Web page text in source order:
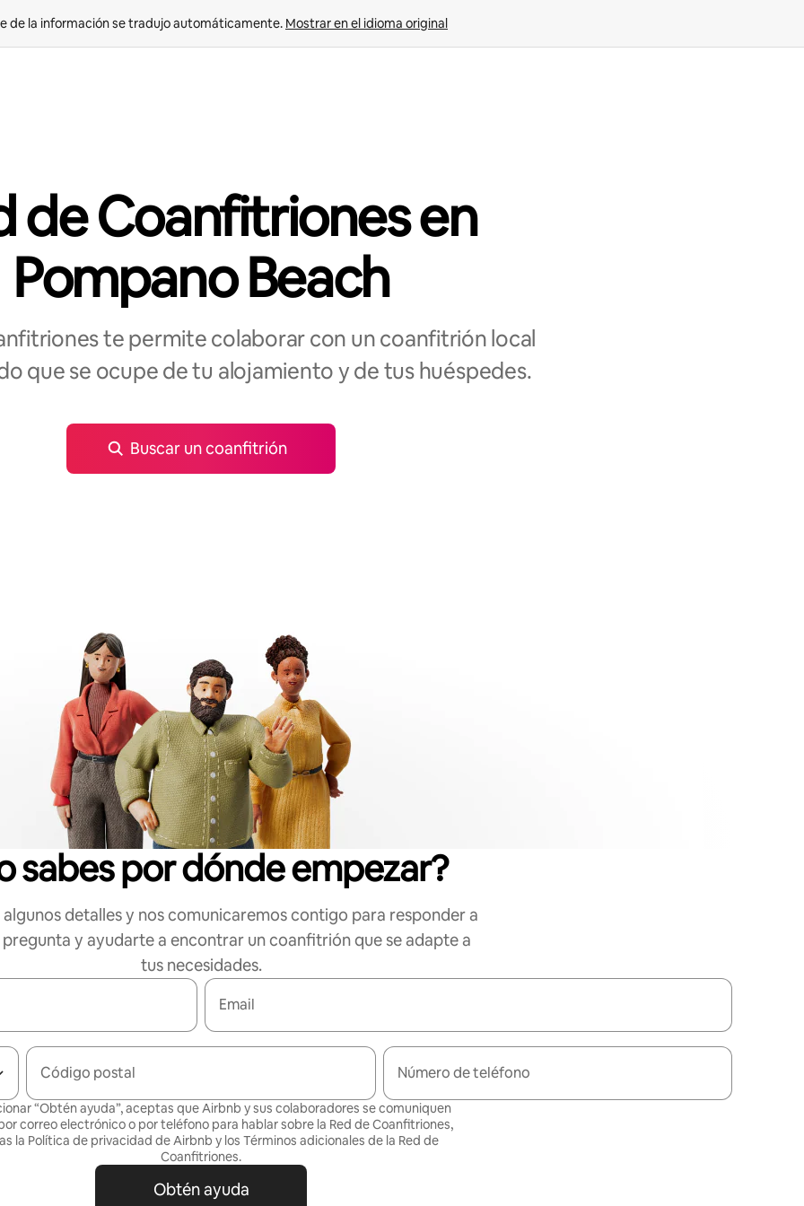
de la información se tradujo automáticamente. Mostrar en el idioma original
de Coanfitriones en
Pompano Beach
te permite colaborar con un coanfitrión local
que se ocupe de tu alojamiento y de tus huéspedes.
Buscar un coanfitrión
sabes por dónde empezar?
detalles y nos comunicaremos contigo para responder a
y ayudarte a encontrar un coanfitrión que se adapte a
tus necesidades.
Email
Código postal Número de teléfono
“Obtén ayuda”, aceptas que Airbnb y sus colaboradores se comuniquen
correo electrónico o por teléfono para hablar sobre la Red de Coanfitriones,
la Política de privacidad de Airbnb y los Términos adicionales de la Red de
Coanfitriones.
Obtén ayuda